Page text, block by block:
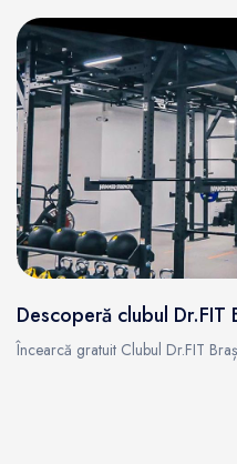
Descoperă clubul
Încearcă gratuit Clubul Dr.FIT